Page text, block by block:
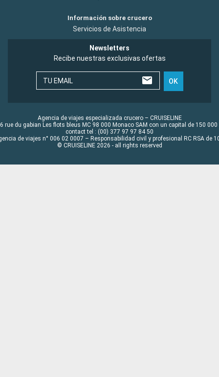
Información sobre crucero
Servicios de Asistencia
Newsletters
Recibe nuestras exclusivas ofertas
TU EMAIL OK
Agencia de viajes especializada crucero – CRUISELINE
rue du gabian Les flots bleus MC 98 000 Monaco SAM con un capital de 150 000
contact tel : (00) 377 97 97 84 50
de viajes n° 006 02 0007 – Responsabilidad civil y profesional RC RSA de
© CRUISELINE 2026 - all rights reserved